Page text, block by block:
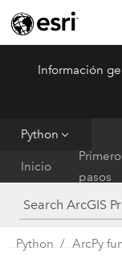
ArcGIS Pro Menu
Información
Python
Inicio
pasos
Python ArcPy